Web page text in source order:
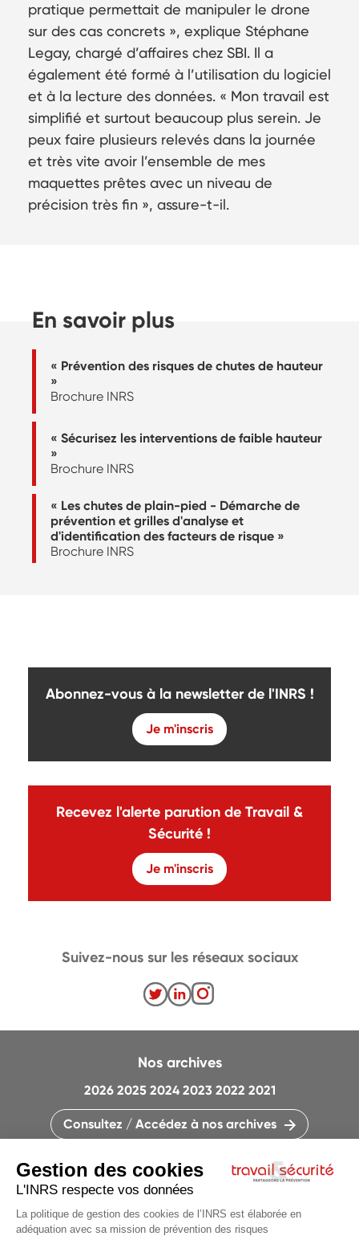
pratique permettait de manipuler le drone
sur des cas concrets », explique Stéphane
Legay, chargé d’affaires chez SBI. Il a
également été formé à l’utilisation du logiciel
et à la lecture des données. « Mon travail est
simplifié et surtout beaucoup plus serein. Je
peux faire plusieurs relevés dans la journée
et très vite avoir l’ensemble de mes
maquettes prêtes avec un niveau de
précision très fin », assure-t-il.
En savoir plus
« Prévention des risques de chutes de hauteur
»
Brochure INRS
« Sécurisez les interventions de faible hauteur
»
Brochure INRS
« Les chutes de plain-pied - Démarche de
prévention et grilles d'analyse et
d'identification des facteurs de risque »
Brochure INRS
Abonnez-vous à la newsletter de l'INRS !
Je m'inscris
Recevez l'alerte parution de Travail &
Sécurité !
Je m'inscris
CONTACTEZ LA RÉDACTION
Nos archives
2026 2025 2024 2023 2022 2021
Consultez / Accédez à nos archives
Suivez-nous sur les réseaux sociaux